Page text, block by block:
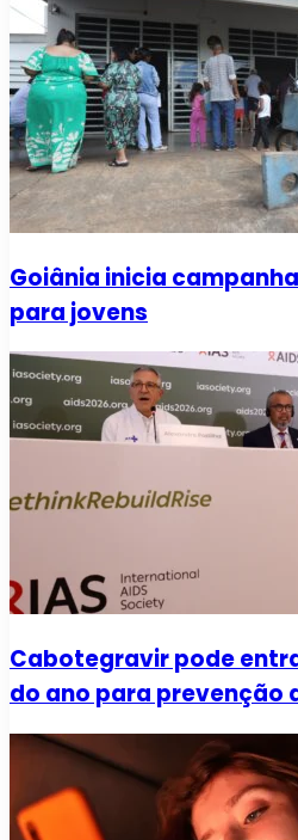
Goiânia inicia
para jovens
Cabotegravir pode
do ano para prevenção